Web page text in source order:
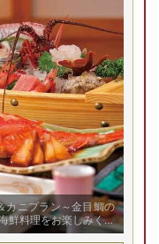
カニプラン～金目鯛の
鮮料理をお楽しみくだ